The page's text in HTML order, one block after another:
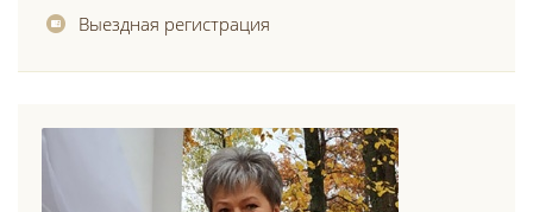
Выездная регистрация